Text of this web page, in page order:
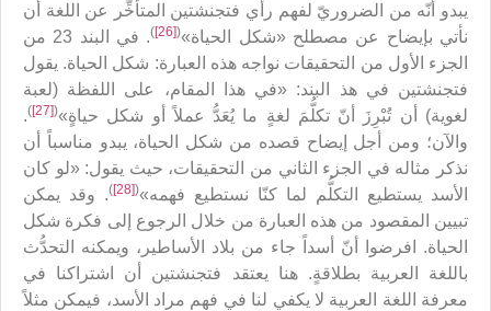
يبدو أنّه من الضروريّ لفهم رأي فتجنشتين المتأخِّر عن اللغة أن
نأتي بإيضاح عن مصطلح «شكل الحياة»(
[26]
)
. في البند 23 من
الجزء الأول من التحقيقات نواجه هذه العبارة: شكل الحياة. يقول
فتجنشتين في هذ البند: «في هذا المقام، على اللفظة (لعبة
لغوية) أن تُبْرِزَ أنّ تكلُّمَ لغةٍ ما يُعَدُّ عملاً أو شكل حياةٍ»(
[27]
)
.
والآن؛ ومن أجل إيضاح قصده من شكل الحياة، يبدو مناسباً أن
نذكر مثاله في الجزء الثاني من التحقيقات، حيث يقول: «لو كان
الأسد يستطيع التكلُّم لما كنّا نستطيع فهمه»(
[28]
). وقد يمكن
تبيين المقصود من هذه العبارة من خلال الرجوع إلى فكرة شكل
الحياة. افرضوا أنّ أسداً جاء من بلاد الأساطير، ويمكنه التحدُّث
باللغة العربية بطلاقةٍ. هنا يعتقد فتجنشتين أن اشتراكنا في
معرفة اللغة العربية لا يكفي لنا في فهم مراد الأسد، فيمكن مثلاً